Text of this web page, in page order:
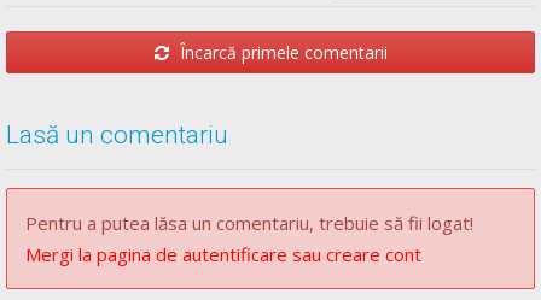
Dacă lăsați brațul liber se va crea o tensiune mai mare în zona
deplasarea fragmentelor.
Recomandări:
Încarcă primele comentarii
Lasă un comentariu
Pentru a putea lăsa un comentariu, trebuie să fii logat!
Mergi la pagina de autentificare sau creare cont